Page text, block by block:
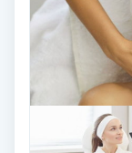
Fibromassage
Fillers
Fotmassage